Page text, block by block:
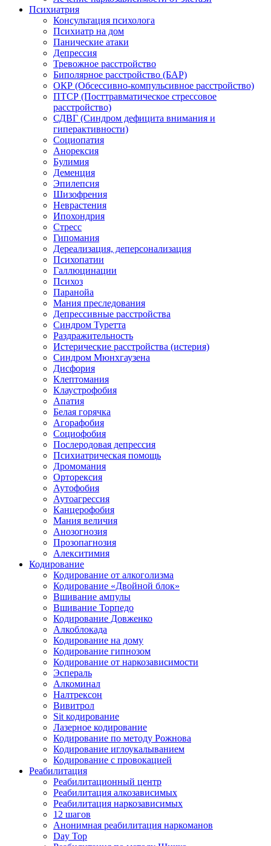
Психиатрия
Консультация психолога
Психиатр на дом
Панические атаки
Депрессия
Тревожное расстройство
Биполярное расстройство (БАР)
ОКР (Обсессивно-компульсивное расстройство)
ПТСР (Посттравматическое стрессовое
расстройство)
СДВГ (Синдром дефицита внимания и
гиперактивности)
Социопатия
Анорексия
Булимия
Деменция
Эпилепсия
Шизофрения
Неврастения
Ипохондрия
Стресс
Гипомания
Дереализация, деперсонализация
Психопатии
Галлюцинации
Психоз
Паранойа
Мания преследования
Депрессивные расстройства
Синдром Туретта
Раздражительность
Истерические расстройства (истерия)
Синдром Мюнхгаузена
Дисфория
Клептомания
Клаустрофобия
Апатия
Белая горячка
Агорафобия
Социофобия
Послеродовая депрессия
Психиатрическая помощь
Дромомания
Орторексия
Аутофобия
Аутоагрессия
Канцерофобия
Мания величия
Анозогнозия
Прозопагнозия
Алекситимия
Кодирование
Кодирование от алкоголизма
Кодирование «Двойной блок»
Вшивание ампулы
Вшивание Торпедо
Кодирование Довженко
Алкоблокада
Кодирование на дому
Кодирование гипнозом
Кодирование от наркозависимости
Эспераль
Алкоминал
Налтрексон
Вивитрол
Sit кодирование
Лазерное кодирование
Кодирование по методу Рожнова
Кодирование иглоукалыванием
Кодирование с провокацией
Реабилитация
Реабилитационный центр
Реабилитация алкозависимых
Реабилитация наркозависимых
12 шагов
Анонимная реабилитация наркоманов
Day Top